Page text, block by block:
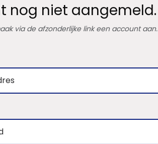
nog niet aangemeld.
via de afzonderlijke link een account aan.